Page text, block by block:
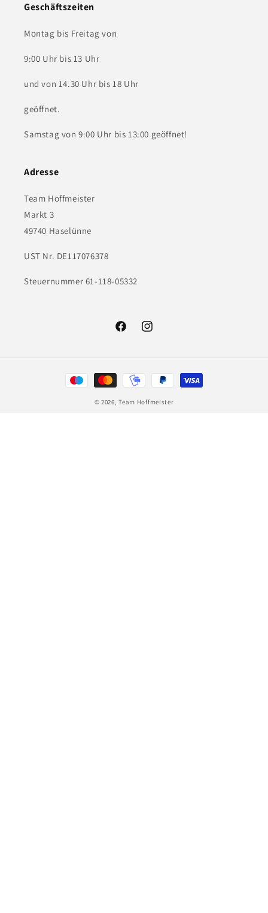
Geschäftszeiten
Montag bis Freitag von
9:00 Uhr bis 13 Uhr
und von 14.30 Uhr bis 18 Uhr
geöffnet.
Samstag von 9:00 Uhr bis 13:00 geöffnet!
Adresse
Team Hoffmeister
Markt 3
49740 Haselünne
UST Nr. DE117076378
Steuernummer 61-118-05332
FacebookInstagram
Zahlungsmethoden
© 2026,Team Hoffmeister